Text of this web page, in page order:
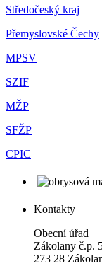
Středočeský kraj
Přemyslovské Čechy
MPSV
SZIF
MŽP
SFŽP
CPIC
Kontakty
Obecní úřad
Zákolany č.p.
273 28